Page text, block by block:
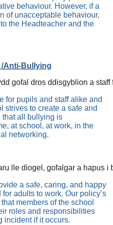
behaviour. However, if a
of unacceptable behaviour,
the Headteacher and the
/Anti-Bullying
gofal dros ddisgyblion a
for pupils and staff alike and
strives to create a safe and
that all bullying is
at school, at work, in the
networking.
lle diogel, gofalgar a hapus
a safe, caring, and happy
adults to work. Our policy’s
members of the school
roles and responsibilities
incident if it occurs.